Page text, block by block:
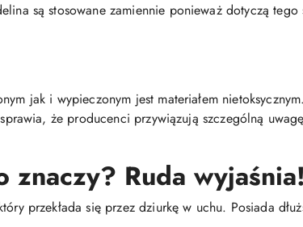
są stosowane zamiennie ponieważ dotyczą tego
jak i wypieczonym jest materiałem
że producenci przywiązują szczególną
Ruda wyjaśnia!
przekłada się przez dziurkę w uchu. Posiada